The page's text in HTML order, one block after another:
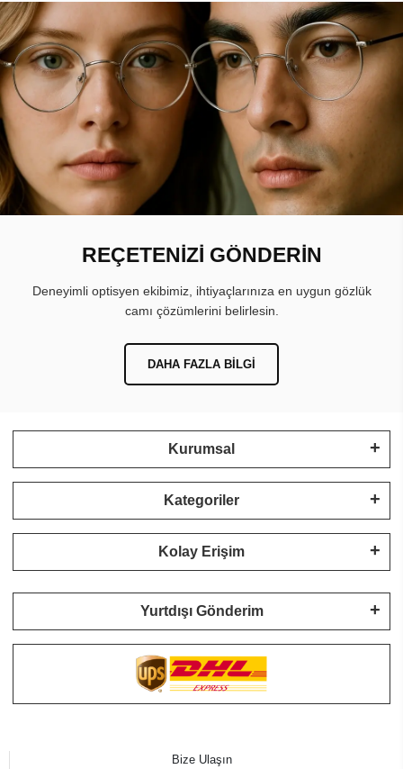
REÇETENİZİ GÖNDERİN
Deneyimli optisyen ekibimiz, ihtiyaçlarınıza en uygun gözlük
camı çözümlerini belirlesin.
DAHA FAZLA BILGI
Kurumsal
Kategoriler
Kolay Erişim
Yurtdışı Gönderim
Bize Ulaşın